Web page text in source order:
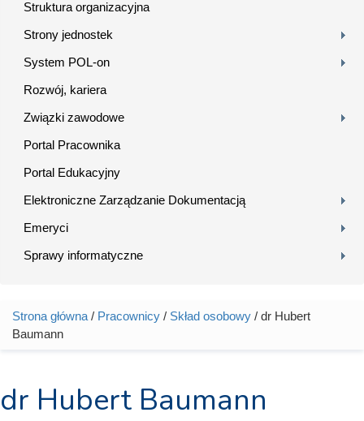
Struktura organizacyjna
Strony jednostek
System POL-on
Rozwój, kariera
Związki zawodowe
Portal Pracownika
Portal Edukacyjny
Elektroniczne Zarządzanie Dokumentacją
Emeryci
Sprawy informatyczne
Jesteś tutaj
Strona główna / Pracownicy / Skład osobowy / dr Hubert
Baumann
dr Hubert Baumann